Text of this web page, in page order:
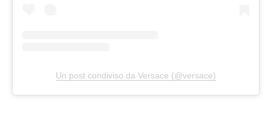
Un post condiviso da Versace (@versace)